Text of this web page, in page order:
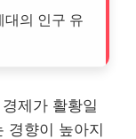
대의 인구 유
제가 활황일
경향이 높아지